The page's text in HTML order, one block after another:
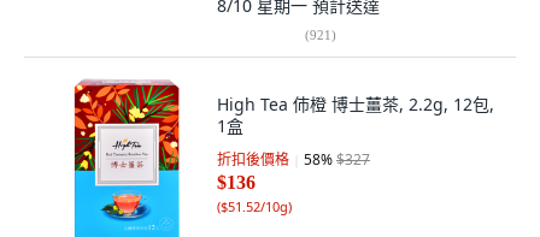
8/10 星期一 預計送達
(921)
High Tea 伂橙 博士薑茶, 2.2g, 12包,
1盒
折扣後價格 58%$327
$136
($51.52/10g)